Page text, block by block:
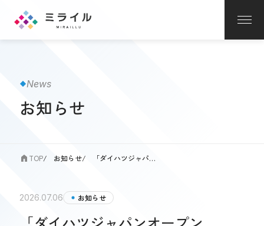
News
お知らせ
TOP お知らせ 「ダイハツジャパンオープン...
2026.07.06 お知らせ